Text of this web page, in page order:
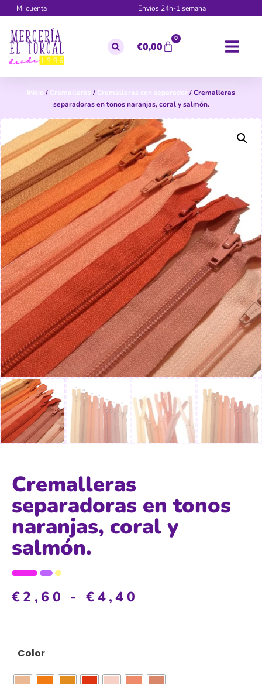
Mi cuenta Envíos 24h-1 semana
€0,00
0
Inicio / Cremalleras / Cremalleras con separador / Cremalleras
separadoras en tonos naranjas, coral y salmón.
Cremalleras
separadoras en tonos
naranjas, coral y
salmón.
€2,60 - €4,40
Color